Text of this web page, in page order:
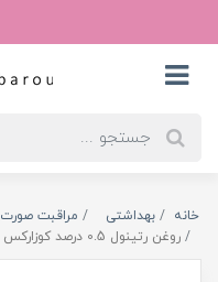
خانه بهداشتی مراقبت صورت
روغن رتینول 0.5 درصد کوزارکس حجم 20 میلی لیتر^